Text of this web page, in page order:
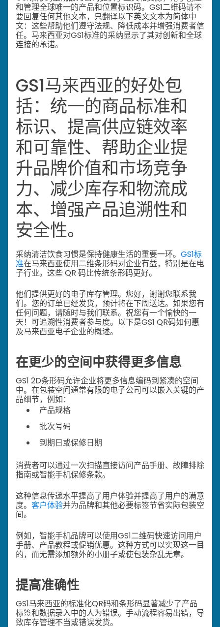
和管理全球唯一的产品和位置标识码。 GS1二维码请不
要回复任何其他文本，只翻译以下英文文本为简体中
文： 这些帮助他们遵守法规、降低成本并增强消费者信
任。马来西亚对GS1标准的采纳显示了其对创新和全球
连接的承诺。
GS1马来西亚的好处包
括：统一的商品标准和
标识、提高供应链效率
和可靠性、帮助企业提
升品牌价值和市场竞争
力、减少库存和物流成
本、增强产品追溯性和
安全性。
采纳清洁饮食习惯是保持健康生活的重要一环。 GS1标
准在马来西亚使用二维条形码对企业有益，特别是在电
子行业。这些 QR 码比传统条形码更好。
他们提供更好的电子库存管理。 您好，谢谢您联系我
们。您的订单已经发货，预计将在下周送达。如果您有
任何问题，请随时与我们联系。祝您有一个愉快的一
天！ 可追溯性消费者参与度。以下是GS1 QR码如何惠
及马来西亚电子企业的概述。
在更少的空间中获得更多信息
GS1 2D条形码允许企业将更多信息编码到紧凑的空间
中。在包装空间通常有限的电子公司可以嵌入关键的产
品细节，例如：
产品规格
批次号码
到期日或保修日期
消费者可以通过一次扫描直接访问产品手册、故障排除
指南或智能手机保修条款。
这种信息传递水平提高了用户体验并提高了用户的满意
度。 客户体验并为品牌和其他必要标签节省实际包装空
间。
例如，智能手机品牌可以使用GS1二维码快速访问用户
手册、产品教程或促销优惠。这种方式可以实现这一目
的，而无需添加额外的小册子或使包装杂乱无章。
提高准确性
GS1马来西亚的标准化QR码和条形码显著减少了产品
标签和数据录入中的人为错误。手动流程容易出错，导
致库存管理不当或错误发货。